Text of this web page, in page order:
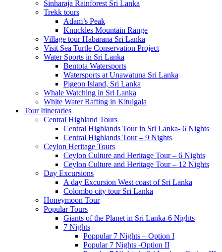
Sinharaja Rainforest Sri Lanka
Trekk tours
Adam’s Peak
Knuckles Mountain Range
Village tour Habarana Sri Lanka
Visit Sea Turtle Conservation Project
Water Sports in Sri Lanka
Bentota Watersports
Watersports at Unawatuna Sri Lanka
Pigeon Island, Sri Lanka
Whale Watching in Sri Lanka
White Water Rafting in Kitulgala
Tour Itineraries
Central Highland Tours
Central Highlands Tour in Sri Lanka- 6 Nights
Central Highlands Tour – 9 Nights
Ceylon Heritage Tours
Ceylon Culture and Heritage Tour – 6 Nights
Ceylon Culture and Heritage Tour – 12 Nights
Day Excursions
A day Excursion West coast of Sri Lanka
Colombo city tour Sri Lanka
Honeymoon Tour
Popular Tours
Giants of the Planet in Sri Lanka-6 Nights
7 Nights
Poppular 7 Nights – Option I
Popular 7 Nights -Option II